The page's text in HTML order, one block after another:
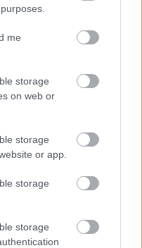
me
storage
on web or
storage
or app.
storage
storage
volt a
mint tíz éve volt,